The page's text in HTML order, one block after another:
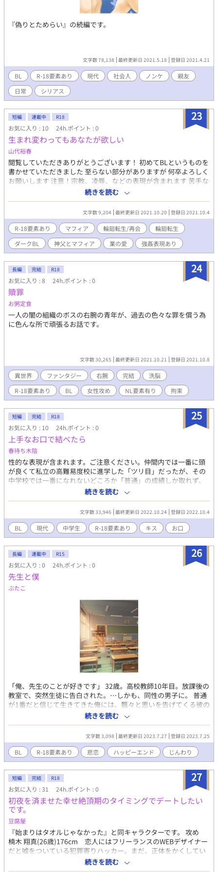
『偽りとためらい』の続編です。
文字数 78,138 最終更新日 2021.5.18 登録日 2021.4.21
BL R-18要素あり 現代 社会人 ノンケ
親友
日常
シリアス
23
短編 連載中 R18
お気に入り : 10 24h.ポイント : 0
生まれ変わってもあなたが欲しい
山代裕春
閲覧していただきありがとうございます！ 初めてBLというものを
書かせていただきました 至らない部分がありますが 何卒よろしく
お願いします 注意！宗教、凌辱、などの表現が含まれます 苦手な
方はそっとバックしてください こちらはあくまでフィクションで
あり 娯楽ですそこを忘れないでくださいますよう お願い申し上げ
ます 誹謗中傷などはおやめください 傷つきます！ ストーリー 雨
が降りしきる夜のこと 一人の男が教会に駆け込んできた… 登場人
物 神父・本名・リチャード・エル 町の神父 24歳 心優しく芯のあ
る性格 雨の日に現れた男(ルルク)に 気に入られる 不思議な夢をよ
く見る 男・本名・ルルク・フレアード 偽名・オーガスト マフィア
の息子 27歳 残忍な性格だが 理性のある人物 神父をなぜか気に入
っている シドレとは顔見知りで唯一殺せない相手 シドレ 19歳 元
男娼、現農夫 11歳の頃に母親に売られ 17歳で神父と出会い助け
らた過去を持つ オーガストとは顔見知りで彼の 素顔を知っている
唯一の存在
続きを読む
文字数 9,204 最終更新日 2021.10.20 登録日 2021.10.4
R-18要素あり マフィア 輪廻転生/再会
輪廻転生
ダークBL
神父とマフィア 業の愛 強姦表現あり
24
長編 完結 R18
お気に入り : 8 24h.ポイント : 0
贖罪
お粥定食
一人の闇の組織のボスの右腕の青年が、過去の色々な罪を償う為
に色んな所で頑張るお話です。
文字数 30,265 最終更新日 2021.10.21 登録日 2021.10.8
異世界 ファンタジー 右腕 完結
洗脳
R-18要素あり
BL 女性攻め NL要素有り 拘束
25
短編 完結 R18
お気に入り : 10 24h.ポイント : 0
上手なお口で結べたら
春待ち木陰
性的な表現が含まれます。ご注意ください。仲間内では一番に頭
が良くて私立の高難易度校に進学した「ツリ目」だったが、その
中学校では一番になれないどころか「普通」の成績しか取れず、
運動も絵も歌も苦手で勉強以外に取り柄の無かった「ツリ目」は
その勉強ですらも「普通」となってしまった事で「アイデンティ
ティの喪失」を起こしてしまう。ひどく落ち込んでいる状態の
「ツリ目」と偶然、再会した「ゴリ」は持ち前のバカさで「ツリ
目は口の中でさくらんぼの茎を結ぶのが上手かった」「勉強だけ
じゃあない。ツリ目はキスも上手いんだ」「最強の取り柄だろう
が。凄いぞ。ツリ目」と励ます。「あははははッ」と大笑いして
しまった「ツリ目」は「…………」としばし考え込んだ後「……
なあ」「キスさせてくれねえ？」と「ゴリ」に迫った。
続きを読む
文字数 33,946 最終更新日 2022.10.24 登録日 2022.10.4
BL 現代 中学生 R-18要素あり キス お口
26
長編 連載中 R15
お気に入り : 0 24h.ポイント : 0
先生と僕
ぶたこ
「俺、先生のことが好きです」 32歳。高校教師10年目。放課後の
教室で、突然生徒に告白された。…しかも、同性の男子に。 普通
が1番だと信じて生きてきた俺には、飄々と思いを告げてくる彼の
ことが理解できなかった。彼は彼の『普通』の中で、生きていた
だけなのに。
続きを読む
文字数 3,098 最終更新日 2023.7.27 登録日 2023.7.25
BL R-18要素あり 悲恋 ハッピーエンド じんわり
27
短編 完結 R18
お気に入り : 31 24h.ポイント : 0
初夜を済ませた幸せ絶頂期のタイミングでデートしたい
です。
豆腐屋
『始まりはタオルじゃなかった』と同キャラクターです。 攻め
楠木 翔真(26歳)176cm 恋人にはフリーランスのWEBデザイナー
だと嘘をついている犯罪寄りハッカー。まだ、正体をかくしてい
る。 受け 木崎 竜二(33)184cm 恋人には土木作業員と嘘ついて
いた極道の跡取り。カミングアウト済み。
続きを読む